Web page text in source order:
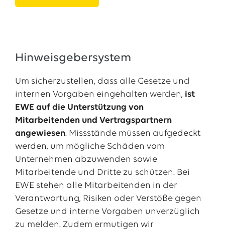
Hinweisgebersystem
Um sicherzustellen, dass alle Gesetze und
internen Vorgaben eingehalten werden, ist
EWE auf die Unterstützung von
Mitarbeitenden und Vertragspartnern
angewiesen. Missstände müssen aufgedeckt
werden, um mögliche Schäden vom
Unternehmen abzuwenden sowie
Mitarbeitende und Dritte zu schützen. Bei
EWE stehen alle Mitarbeitenden in der
Verantwortung, Risiken oder Verstöße gegen
Gesetze und interne Vorgaben unverzüglich
zu melden. Zudem ermutigen wir